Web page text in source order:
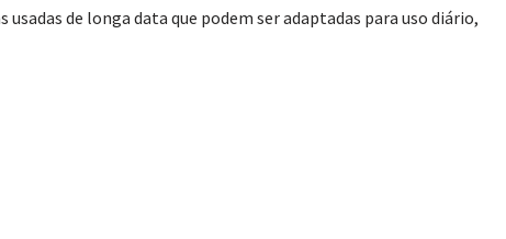
de longa data que podem ser adaptadas para uso diário,